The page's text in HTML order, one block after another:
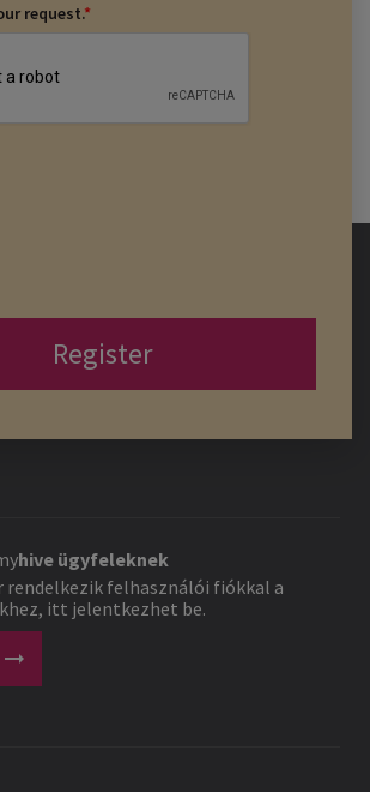
request.*
Register
hive ügyfeleknek
rendelkezik felhasználói fiókkal a
itt jelentkezhet be.
arrow_right_alt